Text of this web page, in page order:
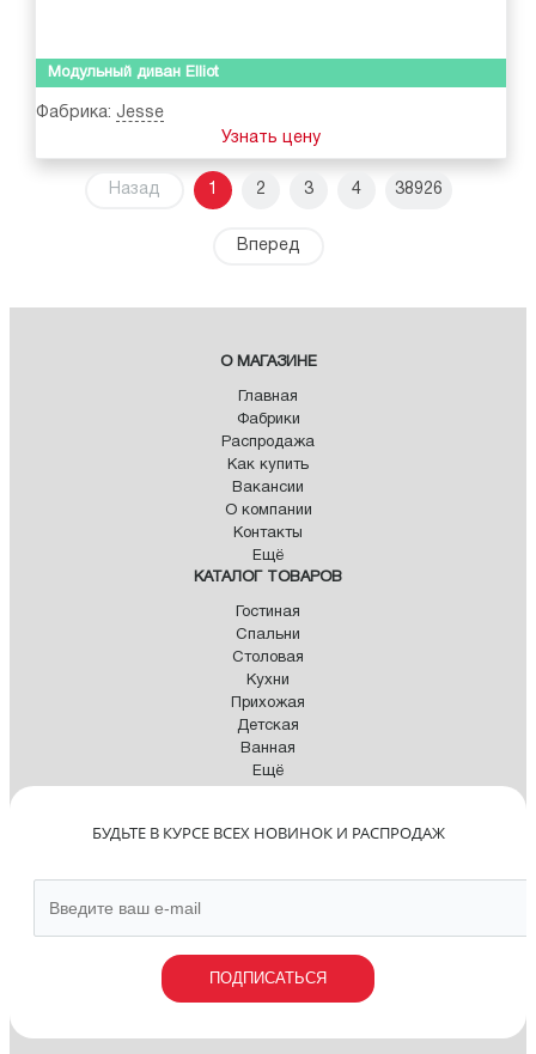
Модульный диван Elliot
Фабрика: Jesse
Узнать цену
Назад 1 2 3 4 38926
Вперед
О МАГАЗИНЕ
Главная
Фабрики
Распродажа
Как купить
Вакансии
О компании
Контакты
Ещё
КАТАЛОГ ТОВАРОВ
Гостиная
Спальни
Столовая
Кухни
Прихожая
Детская
Ванная
Ещё
БУДЬТЕ В КУРСЕ ВСЕХ НОВИНОК И РАСПРОДАЖ
ПОДПИСАТЬСЯ